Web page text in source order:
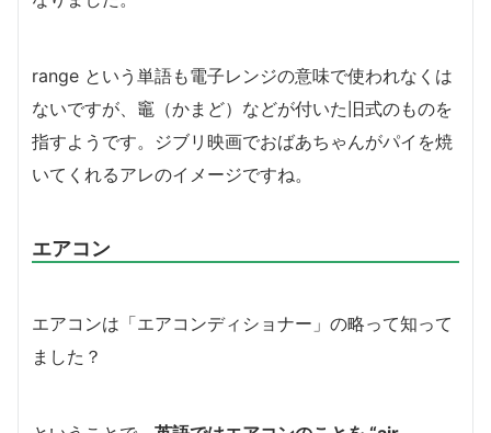
range という単語も電子レンジの意味で使われなくは
ないですが、竈（かまど）などが付いた旧式のものを
指すようです。ジブリ映画でおばあちゃんがパイを焼
いてくれるアレのイメージですね。
エアコン
エアコンは「エアコンディショナー」の略って知って
ました？